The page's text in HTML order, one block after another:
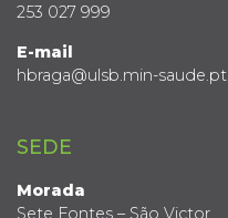
253 027 999
E-mail
hbraga@ulsb.min-saude.pt
SEDE
Morada
Sete Fontes – São Victor